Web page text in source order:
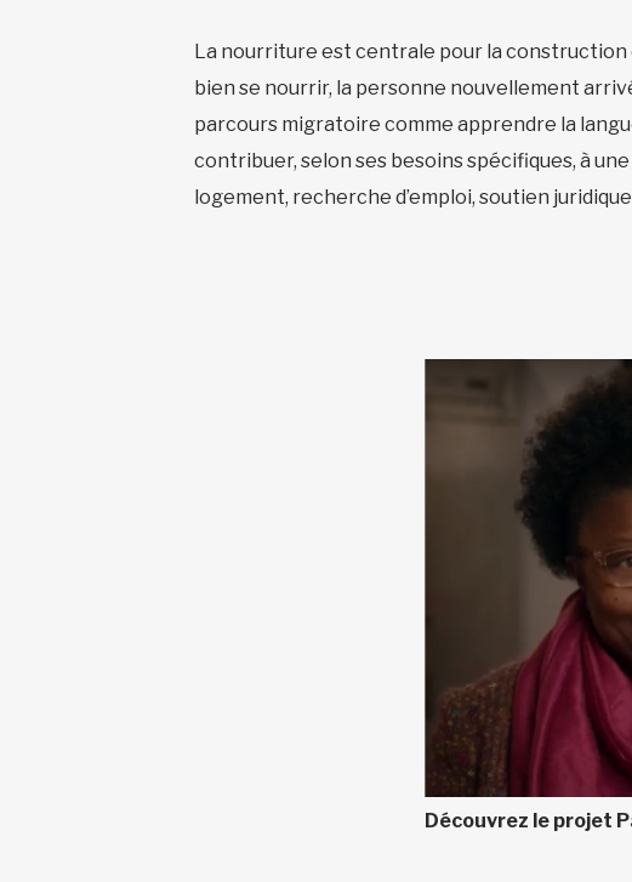
La nourriture est centrale pour la construction
bien se nourrir, la personne nouvellement
parcours migratoire comme apprendre la
contribuer, selon ses besoins spécifiques, à
logement, recherche d’emploi, soutien
Découvrez le projet